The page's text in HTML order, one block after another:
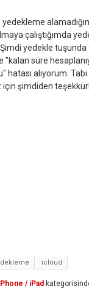
yedekleme
çalıştığımda
yedekle tuşunda
"kalan süre
hatası alıyorum.
için şimdiden
icloud
/ iPad